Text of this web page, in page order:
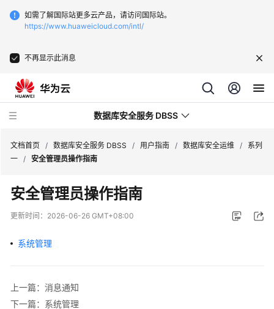
如需了解国际站更多云产品，请访问国际站。
https://www.huaweicloud.com/intl/
不再显示此消息
数据库安全服务 DBSS
新
动
绍
文档首页 / 数据库安全服务 DBSS / 用户指南 / 数据库安全运维 /
系列
一 / 安全管理员操作指南
安全管理员操作指南
更新时间： 2026-06-26 GMT+08:00
系统管理
上一篇：消息通知
下一篇：系统管理